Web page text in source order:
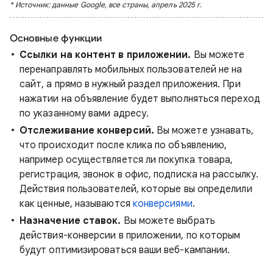
* Источник: данные Google, все страны, апрель 2025 г.
Основные функции
Ссылки на контент в приложении. Вы можете
перенаправлять мобильных пользователей не на
сайт, а прямо в нужный раздел приложения. При
нажатии на объявление будет выполняться переход
по указанному вами адресу.
Отслеживание конверсий. Вы можете узнавать,
что происходит после клика по объявлению,
например осуществляется ли покупка товара,
регистрация, звонок в офис, подписка на рассылку.
Действия пользователей, которые вы определили
как ценные, называются конверсиями.
Назначение ставок. Вы можете выбрать
действия-конверсии в приложении, по которым
будут оптимизироваться ваши веб-кампании.